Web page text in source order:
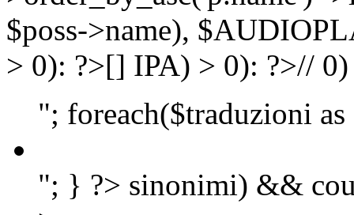
$poss->name),
> 0): ?>[] IPA) > 0): ?>//
"; foreach($traduzioni
"; } ?> sinonimi) &&